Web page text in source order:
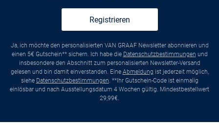
Registrieren
Ja, ich möchte den personalisierten VAN GRAAF Newsletter abonnieren und
einen 5€ Gutschein** sichern. Ich habe die Datenschutzbestimmungen und
insbesondere den Abschnitt zum personalisierten Newsletter-Versand
gelesen und bin damit einverstanden. Eine Abmeldung ist jederzeit möglich,
siehe Datenschutzbestimmungen. **Ihr Gutschein-Code ist einmalig
einlösbar und nach Ausstellungsdatum 4 Wochen gültig. Mindestbestellwert
29,99€.